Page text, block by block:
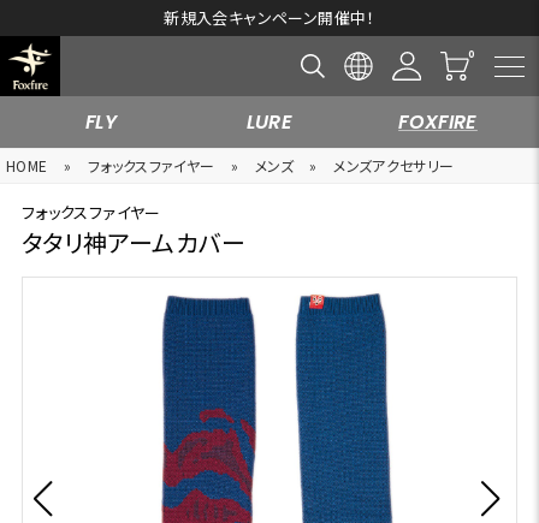
新規入会キャンペーン開催中！
FLY LURE FOXFIRE
HOME » フォックスファイヤー » メンズ » メンズアクセサリー
フォックスファイヤー
タタリ神アームカバー